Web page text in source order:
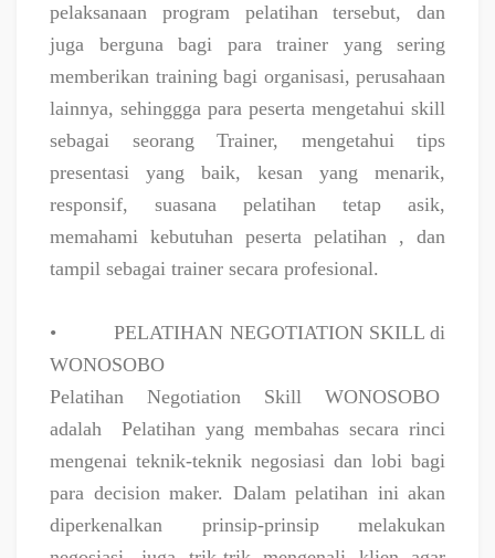
pelaksanaan program pelatihan tersebut, dan
juga berguna bagi para trainer yang sering
memberikan training bagi organisasi, perusahaan
lainnya, sehinggga para peserta mengetahui skill
sebagai seorang Trainer, mengetahui tips
presentasi yang baik, kesan yang menarik,
responsif, suasana pelatihan tetap asik,
memahami kebutuhan peserta pelatihan , dan
tampil sebagai trainer secara profesional.
•
PELATIHAN NEGOTIATION SKILL di
WONOSOBO
Pelatihan Negotiation Skill WONOSOBO
adalah
Pelatihan yang membahas secara rinci
mengenai teknik-teknik negosiasi dan lobi bagi
para decision maker. Dalam pelatihan ini akan
diperkenalkan prinsip-prinsip melakukan